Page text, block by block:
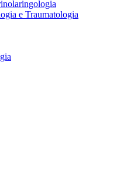
e Traumatologia